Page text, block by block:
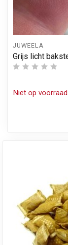
JUWEELA
Grijs licht
Niet op voorraad